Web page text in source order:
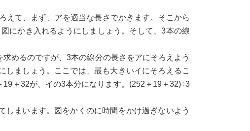
えて、まず、アを適当な長さでかきます。そこから
にかき入れるようにしましょう。そして、3本の線
めるのですが、3本の線分の長さをアにそろえよう
ましょう。ここでは、最も大きいイにそろえるこ
＋32が、イの3本分になります。(252＋19＋32)÷3
まいます。図をかくのに時間をかけ過ぎないよう